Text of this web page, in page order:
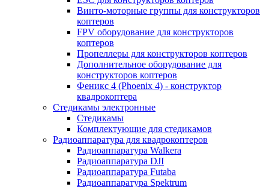
Винто-моторные группы для конструкторов
коптеров
FPV оборудование для конструкторов
коптеров
Пропеллеры для конструкторов коптеров
Дополнительное оборудование для
конструкторов коптеров
Феникс 4 (Phoenix 4) - конструктор
квадрокоптера
Cтедикамы электронные
Стедикамы
Комплектующие для стедикамов
Радиоаппаратура для квадрокоптеров
Радиоаппаратура Walkera
Радиоаппаратура DJI
Радиоаппаратура Futaba
Радиоаппаратура Spektrum